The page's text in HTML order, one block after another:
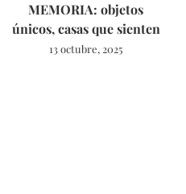
MEMORIA: objetos
únicos, casas que sienten
13 octubre, 2025